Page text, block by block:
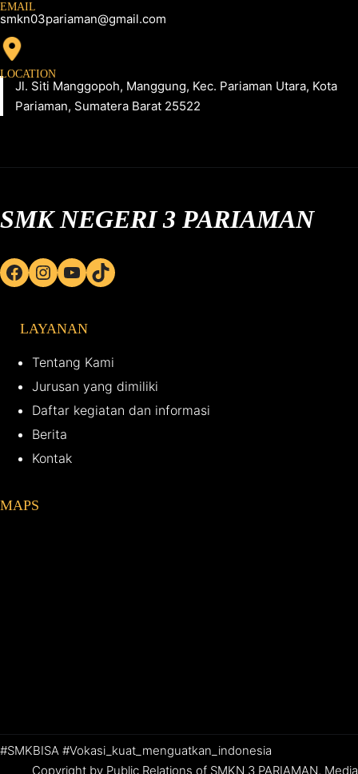
EMAIL
smkn03pariaman@gmail.com
LOCATION
Jl. Siti Manggopoh, Manggung, Kec. Pariaman Utara, Kota
Pariaman, Sumatera Barat 25522
SMK NEGERI 3 PARIAMAN
Facebook Instagram YouTube TikTok
LAYANAN
Tentang Kami
Jurusan yang dimiliki
Daftar kegiatan dan informasi
Berita
Kontak
MAPS
#SMKBISA #Vokasi_kuat_menguatkan_indonesia
Copyright by Public Relations of SMKN 3 PARIAMAN, Media